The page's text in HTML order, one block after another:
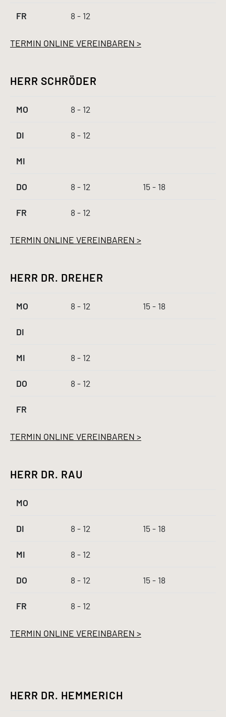
FR 8 - 12
TERMIN ONLINE VEREINBAREN >
HERR SCHRÖDER
MO 8 - 12
DI 8 - 12
MI
DO 8 - 12 15 - 18
FR 8 - 12
TERMIN ONLINE VEREINBAREN >
HERR DR. DREHER
MO 8 - 12 15 - 18
DI
MI 8 - 12
DO 8 - 12
FR
TERMIN ONLINE VEREINBAREN >
HERR DR. RAU
MO
DI 8 - 12 15 - 18
MI 8 - 12
DO 8 - 12 15 - 18
FR 8 - 12
TERMIN ONLINE VEREINBAREN >
HERR DR. HEMMERICH